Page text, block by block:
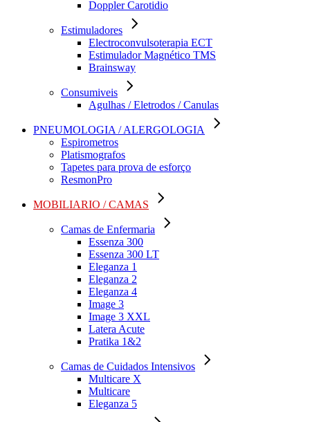
Doppler Carotidio
Estimuladores
Electroconvulsoterapia ECT
Estimulador Magnético TMS
Brainsway
Consumiveis
Agulhas / Eletrodos / Canulas
PNEUMOLOGIA / ALERGOLOGIA
Espirometros
Platismografos
Tapetes para prova de esforço
ResmonPro
MOBILIARIO / CAMAS
Camas de Enfermaria
Essenza 300
Essenza 300 LT
Eleganza 1
Eleganza 2
Eleganza 4
Image 3
Image 3 XXL
Latera Acute
Pratika 1&2
Camas de Cuidados Intensivos
Multicare X
Multicare
Eleganza 5